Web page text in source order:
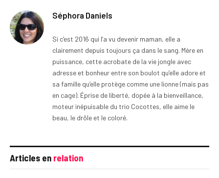
Séphora Daniels
Si c’est 2016 qui l’a vu devenir maman, elle a
clairement depuis toujours ça dans le sang. Mère en
puissance, cette acrobate de la vie jongle avec
adresse et bonheur entre son boulot qu’elle adore et
sa famille qu’elle protège comme une lionne (mais pas
en cage). Éprise de liberté, dopée à la bienveillance,
moteur inépuisable du trio Cocottes, elle aime le
beau, le drôle et le coloré.
Articles en relation